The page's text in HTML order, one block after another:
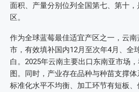
面积、产量分别位列全国第七、第十
区。
作为全球蓝莓最佳适宜产区之一，云
市，有效填补国内12月至次年4月、全
白。2025年云南主要出口东南亚市场
图。同时，产业存在品种与种苗支撑
标准化水平不均衡、加工环节有短板